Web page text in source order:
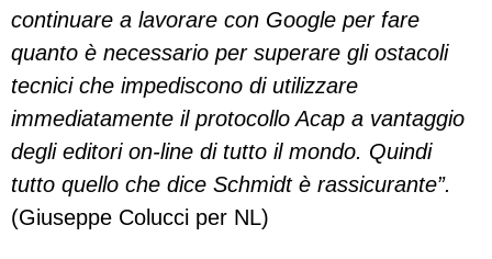
continuare a lavorare con Google per fare
quanto è necessario per superare gli ostacoli
tecnici che impediscono di utilizzare
immediatamente il protocollo Acap a vantaggio
degli editori on-line di tutto il mondo. Quindi
tutto quello che dice Schmidt è rassicurante”.
(Giuseppe Colucci per NL)